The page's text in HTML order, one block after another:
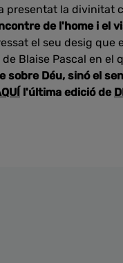
presentat la divinitat
de l'home i el
el seu desig que
Blaise Pascal en el
sobre Déu, sinó el
l'última edició de